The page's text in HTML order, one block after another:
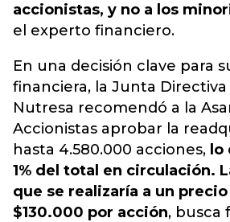
accionistas, y no a los
el experto financiero.
En una decisión clave para
financiera, la Junta
Nutresa recomendó a la
Accionistas aprobar la
hasta 4.580.000 acciones,
1% del total en circulación.
que se realizaría a un
$130.000 por acción, busca